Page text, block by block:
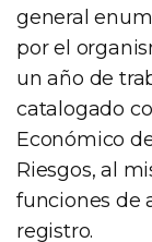
general
por el
un año de
catalogado
Económico
Riesgos, al
funciones de
registro.